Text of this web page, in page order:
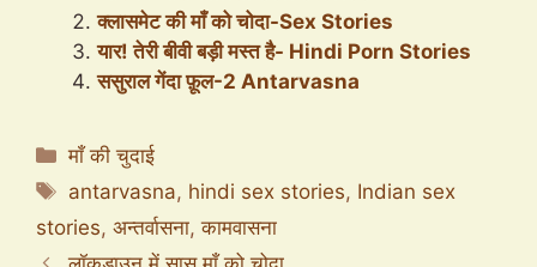
क्लासमेट की माँ को चोदा-Sex Stories
यार! तेरी बीवी बड़ी मस्त है- Hindi Porn Stories
ससुराल गेंदा फ़ूल-2 Antarvasna
Categories
माँ की चुदाई
Tags
antarvasna, hindi sex stories, Indian sex
stories, अन्तर्वासना,कामवासना